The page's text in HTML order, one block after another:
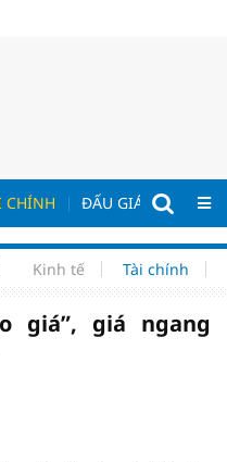
CHÍNH ĐẤU GIÁ - ĐẤU
Kinh tế Tài chính
giá”, giá ngang